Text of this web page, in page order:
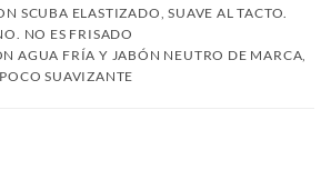
desde
hasta
$29,600.00
SCUBA ELASTIZADO, SUAVE AL TACTO.
NO ES FRISADO
AGUA FRÍA Y JABÓN NEUTRO DE MARCA,
SUAVIZANTE